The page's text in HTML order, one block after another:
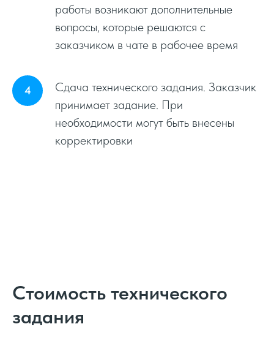
работы возникают дополнительные
вопросы, которые решаются с
заказчиком в чате в рабочее время
Сдача технического задания. Заказчик
принимает задание. При
необходимости могут быть внесены
корректировки
Стоимость технического
задания